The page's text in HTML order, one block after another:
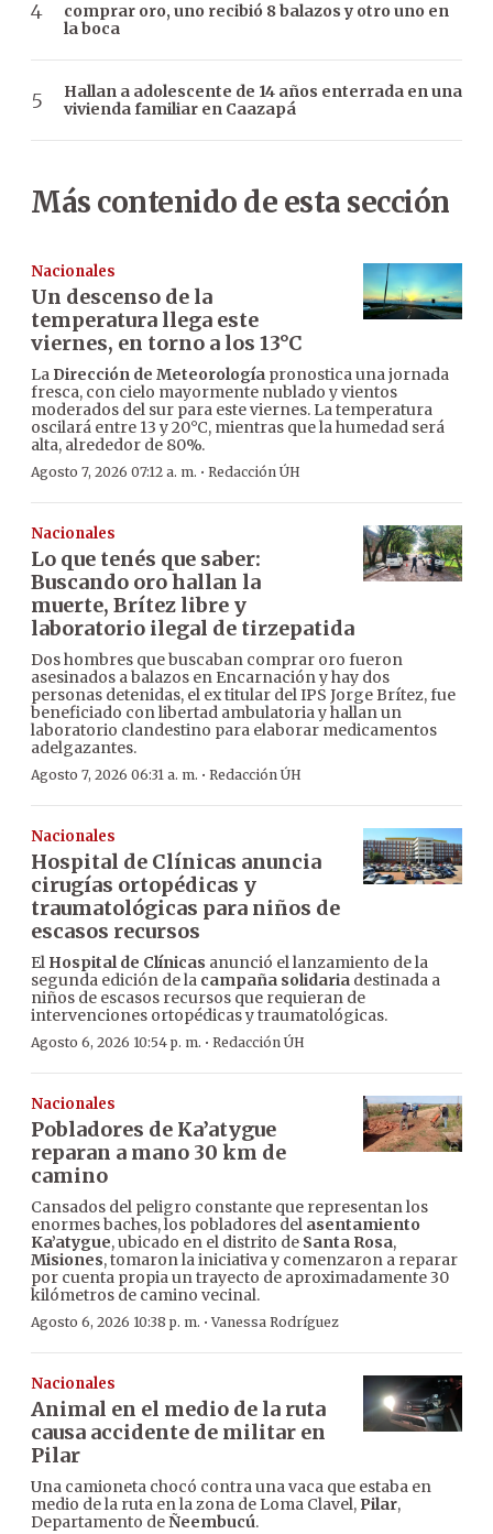
comprar oro, uno recibió 8 balazos y otro uno en
la boca
Hallan a adolescente de 14 años enterrada en una
vivienda familiar en Caazapá
Más contenido de esta sección
Nacionales
Un descenso de la
temperatura llega este
viernes, en torno a los 13°C
La Dirección de Meteorología pronostica una jornada
fresca, con cielo mayormente nublado y vientos
moderados del sur para este viernes. La temperatura
oscilará entre 13 y 20°C, mientras que la humedad será
alta, alrededor de 80%.
Agosto 7, 2026 07:12 a. m. · Redacción ÚH
Nacionales
Lo que tenés que saber:
Buscando oro hallan la
muerte, Brítez libre y
laboratorio ilegal de tirzepatida
Dos hombres que buscaban comprar oro fueron
asesinados a balazos en Encarnación y hay dos
personas detenidas, el ex titular del IPS Jorge Brítez, fue
beneficiado con libertad ambulatoria y hallan un
laboratorio clandestino para elaborar medicamentos
adelgazantes.
Agosto 7, 2026 06:31 a. m. · Redacción ÚH
Nacionales
Hospital de Clínicas anuncia
cirugías ortopédicas y
traumatológicas para niños de
escasos recursos
El Hospital de Clínicas anunció el lanzamiento de la
segunda edición de la campaña solidaria destinada a
niños de escasos recursos que requieran de
intervenciones ortopédicas y traumatológicas.
Agosto 6, 2026 10:54 p. m. · Redacción ÚH
Nacionales
Pobladores de Ka’atygue
reparan a mano 30 km de
camino
Cansados del peligro constante que representan los
enormes baches, los pobladores del asentamiento
Ka’atygue, ubicado en el distrito de Santa Rosa,
Misiones, tomaron la iniciativa y comenzaron a reparar
por cuenta propia un trayecto de aproximadamente 30
kilómetros de camino vecinal.
Agosto 6, 2026 10:38 p. m. ·Vanessa Rodríguez
Nacionales
Animal en el medio de la ruta
causa accidente de militar en
Pilar
Una camioneta chocó contra una vaca que estaba en
medio de la ruta en la zona de Loma Clavel, Pilar,
Departamento deÑeembucú.